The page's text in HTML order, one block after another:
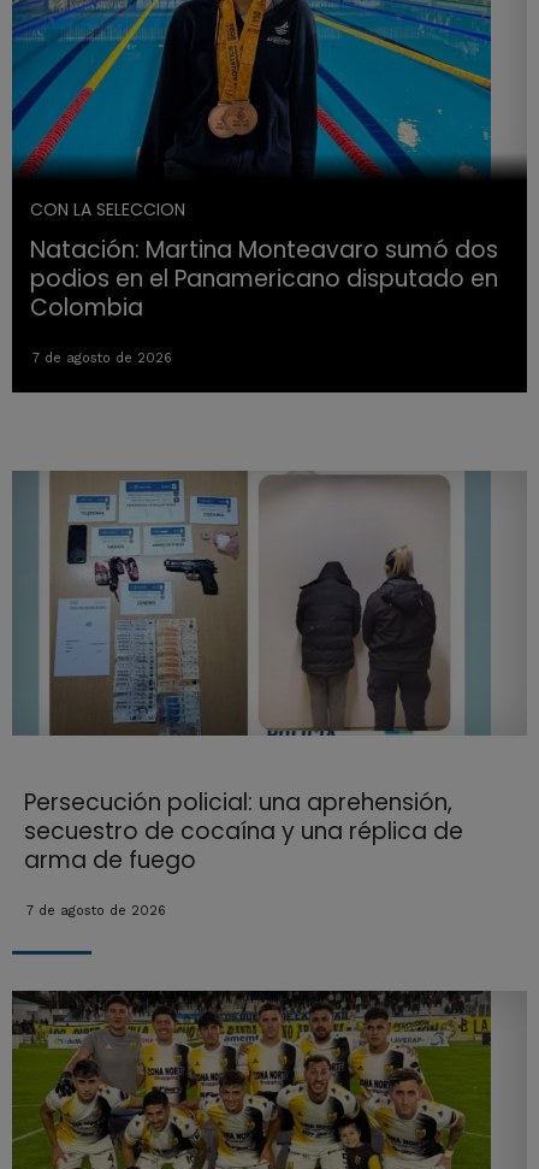
CON LA SELECCION
Natación: Martina Monteavaro sumó dos
podios en el Panamericano disputado en
Colombia
7 de agosto de 2026
Persecución policial: una aprehensión,
secuestro de cocaína y una réplica de
arma de fuego
7 de agosto de 2026